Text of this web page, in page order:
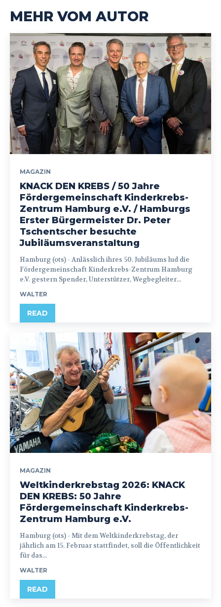
MEHR VOM AUTOR
MAGAZIN
KNACK DEN KREBS / 50 Jahre
Fördergemeinschaft Kinderkrebs-
Zentrum Hamburg e.V. / Hamburgs
Erster Bürgermeister Dr. Peter
Tschentscher besuchte
Jubiläumsveranstaltung
Hamburg (ots) - Anlässlich ihres 50. Jubiläums lud die
Fördergemeinschaft Kinderkrebs-Zentrum Hamburg
e.V. gestern Spender, Unterstützer, Wegbegleiter...
WALTER
READ
MAGAZIN
Weltkinderkrebstag 2026: KNACK
DEN KREBS: 50 Jahre
Fördergemeinschaft Kinderkrebs-
Zentrum Hamburg e.V.
Hamburg (ots) - Mit dem Weltkinderkrebstag, der
jährlich am 15. Februar stattfindet, soll die Öffentlichkeit
für das...
WALTER
READ